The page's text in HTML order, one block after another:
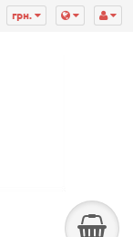
грн.